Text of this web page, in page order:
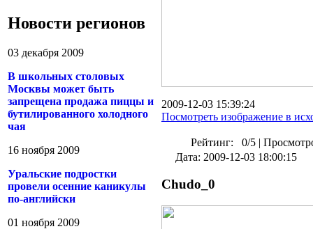
Новости регионов
03 декабря 2009
В школьных столовых
Москвы может быть
запрещена продажа пиццы и
бутилированного холодного
чая
16 ноября 2009
Уральские подростки
провели осенние каникулы
по-английски
01 ноября 2009
2009-12-03 15:39:24
Посмотреть изображение в
Рейтинг: 0/5 |
Дата: 2009-12-03 18:00:15
Chudo_0